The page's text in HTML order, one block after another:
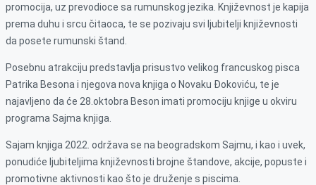
promocija, uz prevodioce sa rumunskog jezika. Književnost je kapija
prema duhu i srcu čitaoca, te se pozivaju svi ljubitelji književnosti
da posete rumunski štand.
Posebnu atrakciju predstavlja prisustvo velikog francuskog pisca
Patrika Besona i njegova nova knjiga o Novaku Đokoviću, te je
najavljeno da će 28.oktobra Beson imati promociju knjige u okviru
programa Sajma knjiga.
Sajam knjiga 2022. održava se na beogradskom Sajmu, i kao i uvek,
ponudiće ljubiteljima književnosti brojne štandove, akcije, popuste i
promotivne aktivnosti kao što je druženje s piscima.